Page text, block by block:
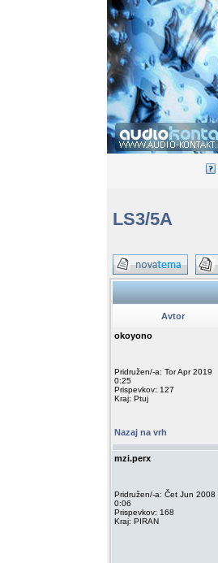
LS3/5A
Avtor
okoyono
Pridružen/-a: Tor Apr 2019
0:25
Prispevkov: 127
Kraj: Ptuj
Nazaj na vrh
mzi.perx
Pridružen/-a: Čet Jun 2008
0:06
Prispevkov: 168
Kraj: PIRAN